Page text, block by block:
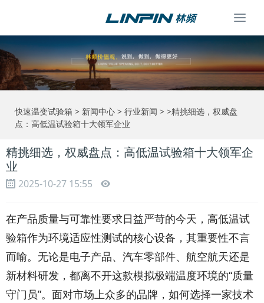
快速温变试验箱 > 新闻中心 > 行业新闻 > >精挑细选，权威盘
点：高低温试验箱十大领军企业
精挑细选，权威盘点：高低温试验箱十大领军企
业
2025-10-27 15:55
在产品质量与可靠性要求日益严苛的今天，高低温试
验箱作为环境适应性测试的核心设备，其重要性不言
而喻。无论是电子产品、汽车零部件、航空航天还是
新材料研发，都离不开这款模拟极端温度环境的“质量
守门员”。面对市场上众多的品牌，如何选择一家技术